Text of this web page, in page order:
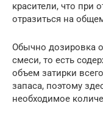
красители, что при
отразиться на
Обычно дозировка
смеси, то есть
объем затирки
запаса, поэтому
необходимое